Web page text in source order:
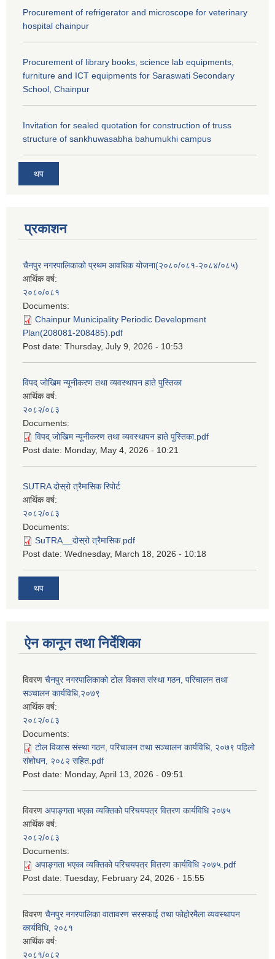
Procurement of refrigerator and microscope for veterinary
hospital chainpur
Procurement of library books, science lab equipments,
furniture and ICT equipments for Saraswati Secondary
School, Chainpur
Invitation for sealed quotation for construction of truss
structure of sankhuwasabha bahumukhi campus
थप
प्रकाशन
चैनपुर नगरपालिकाको प्रथम आवधिक योजना(२०८०/०८१-२०८४/०८५)
आर्थिक वर्ष:
२०८०/०८१
Documents:
Chainpur Municipality Periodic Development
Plan(208081-208485).pdf
Post date: Thursday, July 9, 2026 - 10:53
विपद् जोखिम न्यूनीकरण तथा व्यवस्थापन हाते पुस्तिका
आर्थिक वर्ष:
२०८२/०८३
Documents:
विपद् जोखिम न्यूनीकरण तथा व्यवस्थापन हाते पुस्तिका.pdf
Post date: Monday, May 4, 2026 - 10:21
SUTRA दोस्रो त्रैमासिक रिपोर्ट
आर्थिक वर्ष:
२०८२/०८३
Documents:
SuTRA__दोस्रो त्रैमासिक.pdf
Post date: Wednesday, March 18, 2026 - 10:18
थप
ऐन कानून तथा निर्देशिका
विवरण चैनपुर नगरपालिकाको टोल विकास संस्था गठन, परिचालन तथा
सञ्चालन कार्यविधि,२०७९
आर्थिक वर्ष:
२०८२/०८३
Documents:
टोल विकास संस्था गठन, परिचालन तथा सञ्चालन कार्यविधि, २०७९ पहिलो
संशोधन, २०८२ सहित.pdf
Post date: Monday, April 13, 2026 - 09:51
विवरण अपाङ्गता भएका व्यक्तिको परिचयपत्र वितरण कार्यविधि २०७५
आर्थिक वर्ष:
२०८२/०८३
Documents:
अपाङ्गता भएका व्यक्तिको परिचयपत्र वितरण कार्यविधि २०७५.pdf
Post date: Tuesday, February 24, 2026 - 15:55
विवरण चैनपुर नगरपालिका वातावरण सरसफाई तथा फोहोरमैला व्यवस्थापन
कार्यविधि, २०८१
आर्थिक वर्ष:
२०८१/०८२